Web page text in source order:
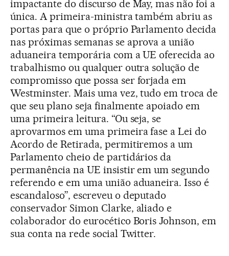
impactante do discurso de May, mas não foi a
única. A primeira-ministra também abriu as
portas para que o próprio Parlamento decida
nas próximas semanas se aprova a união
aduaneira temporária com a UE oferecida ao
trabalhismo ou qualquer outra solução de
compromisso que possa ser forjada em
Westminster. Mais uma vez, tudo em troca de
que seu plano seja finalmente apoiado em
uma primeira leitura. “Ou seja, se
aprovarmos em uma primeira fase a Lei do
Acordo de Retirada, permitiremos a um
Parlamento cheio de partidários da
permanência na UE insistir em um segundo
referendo e em uma união aduaneira. Isso é
escandaloso”, escreveu o deputado
conservador Simon Clarke, aliado e
colaborador do eurocético Boris Johnson, em
sua conta na rede social Twitter.